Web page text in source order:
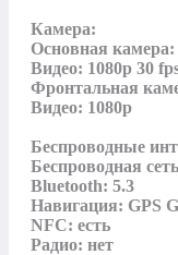
Камера:
Основная
Видео: 1080p 30
Фронтальная
Видео: 1080p
Беспроводные
Беспроводная
Bluetooth: 5.3
Навигация: GPS
NFC: есть
Радио: нет